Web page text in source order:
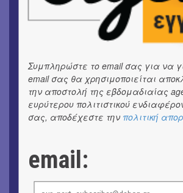
Κινηματογράφος με ελεύθερη είσοδο
ΘΕΑΤΡΟ / ΧΟΡΟΣ
«ΑΗ ΛΑΟΣ» | Ένα σκηνικό ρέκβιεμ για
λαού
ΕΙΚΑΣΤΙΚΑ
ΕΙΚΑΣΤΙΚΑ
Έκθεση φωτογραφίας: Ανδρίων έργα και
Συμπληρώστε το email σας για να
email σας θα χρησιμοποιείται
την αποστολή της εβδομαδιαίας
ευρύτερου πολιτιστικού
σας, αποδέχεστε την πολιτική
email: